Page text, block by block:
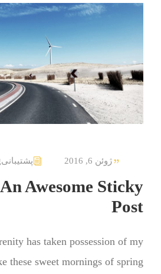
ژوئن 6, 2016 پشتیبانی
Awesome Sticky
Post
has taken possession of my
these sweet mornings of spring